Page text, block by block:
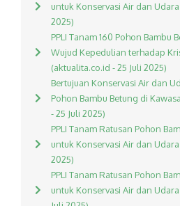
untuk Konservasi Air dan
2025)
PPLI Tanam 160 Pohon Bambu
Wujud Kepedulian terhadap
(aktualita.co.id - 25 Juli 2025)
Bertujuan Konservasi Air dan
Pohon Bambu Betung di
- 25 Juli 2025)
PPLI Tanam Ratusan Pohon
untuk Konservasi Air dan
2025)
PPLI Tanam Ratusan Pohon
untuk Konservasi Air dan